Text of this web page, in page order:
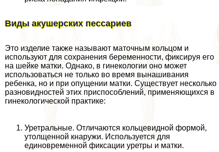
Виды акушерских пессариев
Это изделие также называют маточным кольцом и
используют для сохранения беременности, фиксируя его
на шейке матки. Однако, в гинекологии оно может
использоваться не только во время вынашивания
ребенка, но и при опущении матки. Существует несколько
разновидностей этих приспособлений, применяющихся в
гинекологической пpaктике:
Уретральные. Отличаются кольцевидной формой,
утолщенной кнаружи. Используется для
единовременной фиксации уретры и матки.